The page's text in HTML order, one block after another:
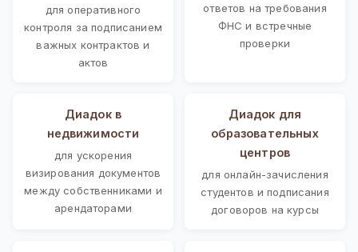
для оперативного
контроля за подписанием
важных контрактов и
актов
ответов на требования
ФНС и встречные
проверки
Диадок в
недвижимости
для ускорения
визирования документов
между собственниками и
арендаторами
Диадок для
образовательных
центров
для онлайн-зачисления
студентов и подписания
договоров на курсы